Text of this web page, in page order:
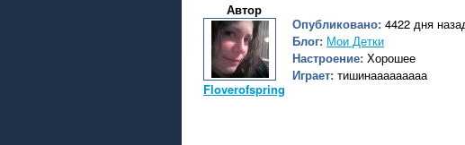
Автор
Floverofspring
Опубликовано: 4422 дня
Блог: Мои Детки
Настроение: Хорошее
Играет: тишинааааааааа